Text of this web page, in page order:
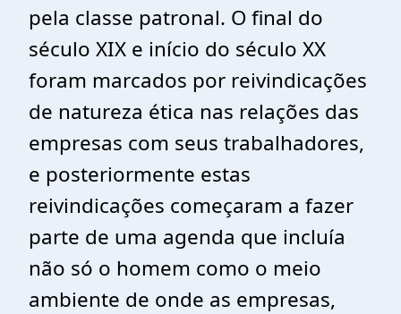
pela classe patronal. O final do
século XIX e início do século XX
foram marcados por reivindicações
de natureza ética nas relações das
empresas com seus trabalhadores,
e posteriormente estas
reivindicações começaram a fazer
parte de uma agenda que incluía
não só o homem como o meio
ambiente de onde as empresas,